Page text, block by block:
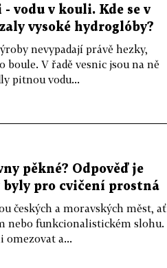
vodu v kouli. Kde se v
vysoké hydroglóby?
nevypadají právě hezky,
boule. V řadě vesnic jsou na ně
pitnou vodu...
pěkné? Odpověď je
byly pro cvičení prostná
českých a moravských měst, ať
nebo funkcionalistickém slohu.
omezovat a...